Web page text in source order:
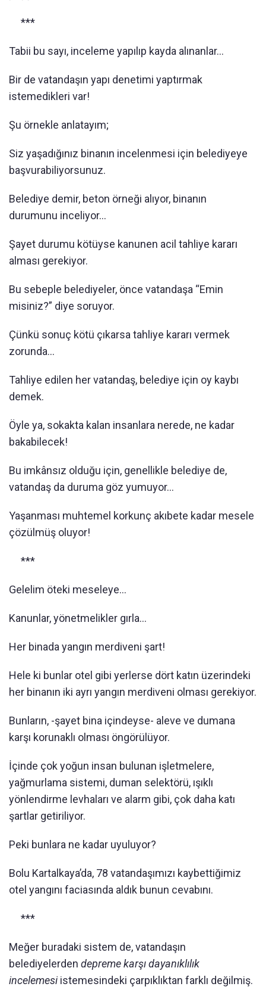
***
Tabii bu sayı, inceleme yapılıp kayda alınanlar…
Bir de vatandaşın yapı denetimi yaptırmak
istemedikleri var!
Şu örnekle anlatayım;
Siz yaşadığınız binanın incelenmesi için belediyeye
başvurabiliyorsunuz.
Belediye demir, beton örneği alıyor, binanın
durumunu inceliyor…
Şayet durumu kötüyse kanunen acil tahliye kararı
alması gerekiyor.
Bu sebeple belediyeler, önce vatandaşa “Emin
misiniz?” diye soruyor.
Çünkü sonuç kötü çıkarsa tahliye kararı vermek
zorunda…
Tahliye edilen her vatandaş, belediye için oy kaybı
demek.
Öyle ya, sokakta kalan insanlara nerede, ne kadar
bakabilecek!
Bu imkânsız olduğu için, genellikle belediye de,
vatandaş da duruma göz yumuyor…
Yaşanması muhtemel korkunç akıbete kadar mesele
çözülmüş oluyor!
***
Gelelim öteki meseleye…
Kanunlar, yönetmelikler gırla…
Her binada yangın merdiveni şart!
Hele ki bunlar otel gibi yerlerse dört katın üzerindeki
her binanın iki ayrı yangın merdiveni olması gerekiyor.
Bunların, -şayet bina içindeyse- aleve ve dumana
karşı korunaklı olması öngörülüyor.
İçinde çok yoğun insan bulunan işletmelere,
yağmurlama sistemi, duman selektörü, ışıklı
yönlendirme levhaları ve alarm gibi, çok daha katı
şartlar getiriliyor.
Peki bunlara ne kadar uyuluyor?
Bolu Kartalkaya’da, 78 vatandaşımızı kaybettiğimiz
otel yangını faciasında aldık bunun cevabını.
***
Meğer buradaki sistem de, vatandaşın
belediyelerden depreme karşı dayanıklılık
incelemesiistemesindeki çarpıklıktan farklı değilmiş.